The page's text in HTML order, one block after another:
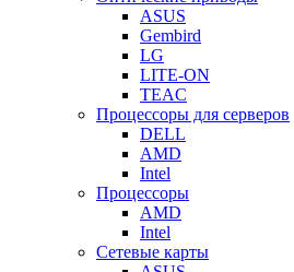
ASUS
Gembird
LG
LITE-ON
TEAC
Процессоры для серверов
DELL
AMD
Intel
Процессоры
AMD
Intel
Сетевые карты